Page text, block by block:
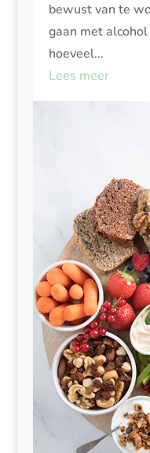
bewust van te
gaan met
hoeveel...
Lees meer